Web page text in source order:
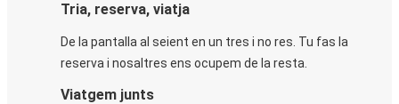
Tria, reserva, viatja
De la pantalla al seient en un tres i no res. Tu fas la
reserva i nosaltres ens ocupem de la resta.
Viatgem junts